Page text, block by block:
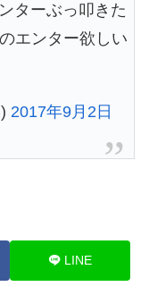
ターぶっ叩きた
エンター欲しい
2017年9月2日
LINE